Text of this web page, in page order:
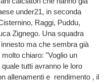
under21, in seconda
Raggi, Puddu,
Zignego. Una squadra
ma che sembra già
chiaro: "Voglio un
tutti avranno le loro
allenamenti e rendimento , il